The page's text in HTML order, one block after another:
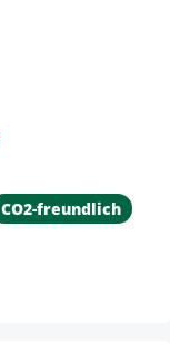
CO2-freundlich